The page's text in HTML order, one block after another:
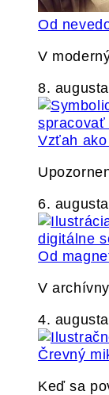
Od
V
8.
Vzťah
6.
Od
V
4.
Črevný
Keď sa